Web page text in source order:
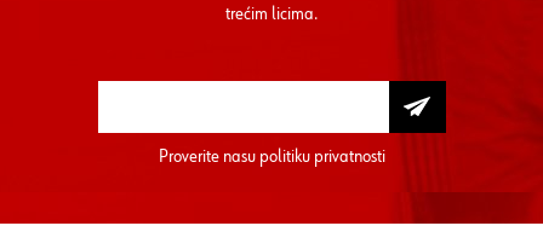
trećim licima.
Proverite nasu politiku privatnosti